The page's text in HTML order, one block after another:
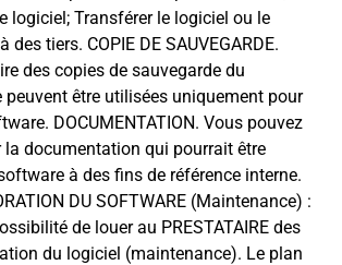
logiciel; Transférer le logiciel ou le
des tiers. COPIE DE SAUVEGARDE.
des copies de sauvegarde du
peuvent être utilisées uniquement pour
DOCUMENTATION. Vous pouvez
la documentation qui pourrait être
à des fins de référence interne.
DU SOFTWARE (Maintenance) :
de louer au PRESTATAIRE des
du logiciel (maintenance). Le plan